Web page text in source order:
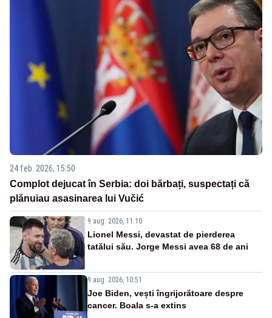
24 feb. 2026, 15:50
Complot dejucat în Serbia: doi bărbați, suspectați că
plănuiau asasinarea lui Vučić
9 aug. 2026, 11:10
Lionel Messi, devastat de pierderea
tatălui său. Jorge Messi avea 68 de ani
9 aug. 2026, 10:51
Joe Biden, vești îngrijorătoare despre
cancer. Boala s-a extins